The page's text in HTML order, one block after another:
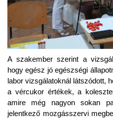
A szakember szerint a
hogy egész jó egészségi
labor vizsgálatoknál látszódott,
a vércukor értékek, a
amire még nagyon sokan
jelentkező mozgásszervi